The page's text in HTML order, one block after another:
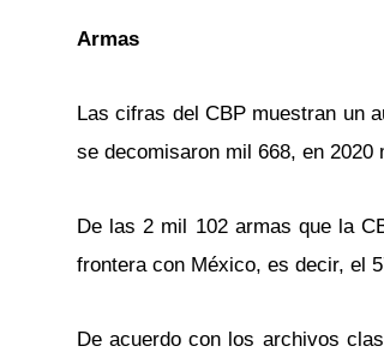
Armas
Las cifras del CBP muestran un
se decomisaron mil 668, en 2020
De las 2 mil 102 armas que la
frontera con México, es decir, el
De acuerdo con los archivos